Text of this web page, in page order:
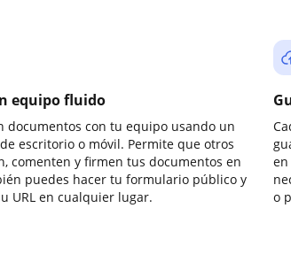
equipo fluido
documentos con tu equipo usando un
escritorio o móvil. Permite que otros
comenten y firmen tus documentos en
puedes hacer tu formulario público y
URL en cualquier lugar.
o